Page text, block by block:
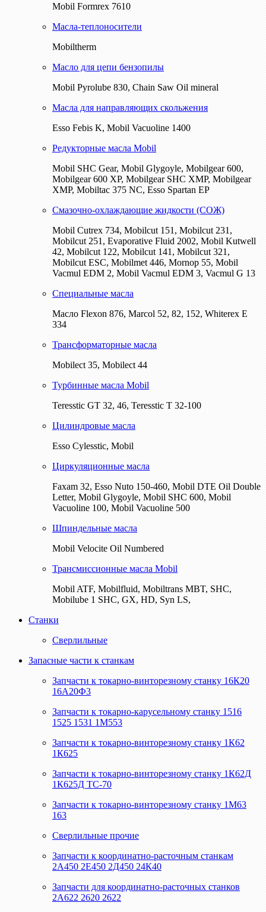
Mobil Formrex 7610
Масла-теплоносители
Mobiltherm
Масло для цепи бензопилы
Mobil Pyrolube 830, Chain Saw Oil mineral
Масла для направляющих скольжения
Esso Febis K, Mobil Vacuoline 1400
Редукторные масла Mobil
Mobil SHC Gear, Mobil Glygoyle, Mobilgear 600,
Mobilgear 600 XP, Mobilgear SHC XMP, Mobilgear
XМP, Mobiltac 375 NC, Esso Spartan EP
Смазочно-охлаждающие жидкости (СОЖ)
Mobil Cutrex 734, Mobilcut 151, Mobilcut 231,
Mobilcut 251, Evaporative Fluid 2002, Mobil Kutwell
42, Mobilcut 122, Mobilcut 141, Mobilcut 321,
Mobilcut ESC, Mobilmet 446, Mornop 55, Mobil
Vacmul EDM 2, Mobil Vacmul EDM 3, Vacmul G 13
Специальные масла
Масло Flexon 876, Marcol 52, 82, 152, Whiterex E
334
Трансформаторные масла
Mobilect 35, Mobilect 44
Турбинные масла Mobil
Teresstic GT 32, 46, Teresstic T 32-100
Цилиндровые масла
Esso Cylesstic, Mobil
Циркуляционные масла
Faxam 32, Esso Nuto 150-460, Mobil DTE Oil Double
Letter, Mobil Glygoyle, Mobil SHC 600, Mobil
Vacuoline 100, Mobil Vacuoline 500
Шпиндельные масла
Mobil Velocite Oil Numbered
Трансмиссионные масла Mobil
Mobil ATF, Mobilfluid, Mobiltrans MBT, SHC,
Mobilube 1 SHC, GX, HD, Syn LS,
Станки
Сверлильные
Запасные части к станкам
Запчасти к токарно-винторезному станку 16К20
16А20Ф3
Запчасти к токарно-карусельному станку 1516
1525 1531 1М553
Запчасти к токарно-винторезному станку 1К62
1К625
Запчасти к токарно-винторезному станку 1К62Д
1К625Д ТС-70
Запчасти к токарно-винторезному станку 1М63
163
Сверлильные прочие
Запчасти к координатно-расточным станкам
2А450 2Е450 2Д450 24К40
Запчасти для координатно-расточных станков
2А622 2620 2622